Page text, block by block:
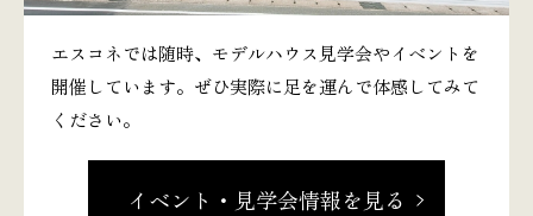
エスコネでは随時、モデルハウス見学会やイベントを
開催しています。ぜひ実際に足を運んで体感してみて
ください。
イベント・見学会情報を見る